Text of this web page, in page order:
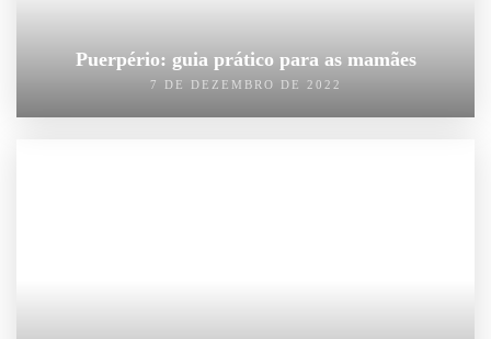
Puerpério: guia prático para as mamães
7 DE DEZEMBRO DE 2022